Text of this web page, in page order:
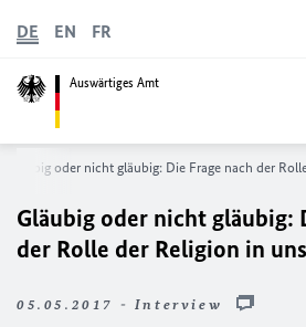
Auswärtiges Amt
DE EN FR
Gläubig oder nicht gläubig: Die Frage nach der
Gläubig oder nicht gläubig:
der Rolle der Religion in
05.05.2017 - Interview